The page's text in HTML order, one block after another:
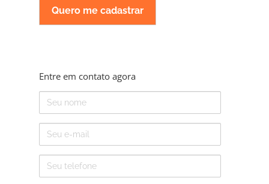
Entre em contato agora
Nome
mail
Telefone